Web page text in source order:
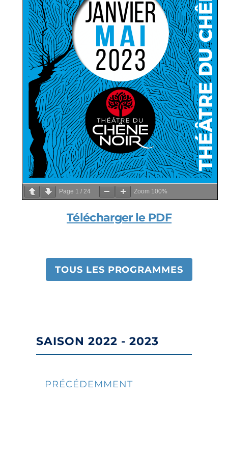
Page 1 / 24 Zoom 100%
Télécharger le PDF
TOUS LES PROGRAMMES
SAISON 2022 - 2023
PRÉCÉDEMMENT